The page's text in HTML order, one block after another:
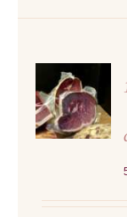
AJOUTER
AU
PANIER
/
DÉTAILS